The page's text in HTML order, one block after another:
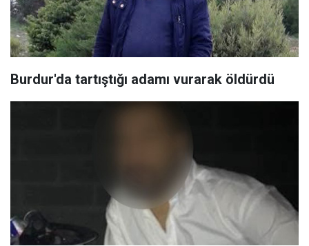
Burdur'da tartıştığı adamı vurarak öldürdü